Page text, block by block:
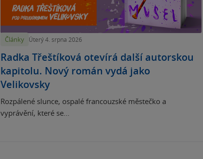
Články Úterý 4. srpna 2026
Radka Třeštíková otevírá další autorskou
kapitolu. Nový román vydá jako
Velikovsky
Rozpálené slunce, ospalé francouzské městečko a
vyprávění, které se...